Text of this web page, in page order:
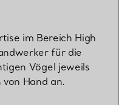
im Bereich High
für die
Vögel jeweils
Hand an.